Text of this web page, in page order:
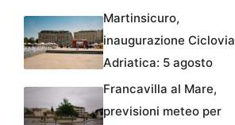
Martinsicuro,
inaugurazione Ciclovia
Adriatica: 5 agosto
Francavilla al Mare,
previsioni meteo per